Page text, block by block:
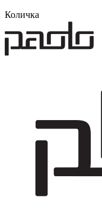
Количка